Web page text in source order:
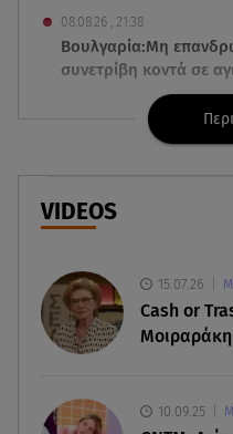
08.08.26 , 21:38
Βουλγαρία:Μη
συνετρίβη κοντά σε
08.08.26 , 21:32
Φωτιά στην
ατομικές βόμβες
08.08.26 , 21:20
από τη νέα συμμαχία
08.08.26 , 19:19
Τραγωδία στην Πάρο:
VIDEOS
15.07.26
Cash or
Μοιραράκη
10.09.25